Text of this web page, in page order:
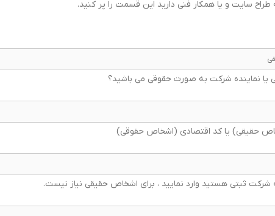
سایت و یا همکار فنی دارید این قسمت را پر کنید.
نماینده شرکت به صورت حقوقی می باشید؟
حقیقی) یا کد اقتصادی (اشخاص حقوقی)
ثبتی هستید وارد نمایید ، برای اشخاص حقیقی نیاز نیست.